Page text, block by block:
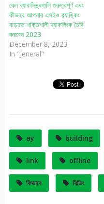
কেন ব্যাকলিঙ্কগুলি গুরুত্বপূর্ণ এবং
কীভাবে আপনার এসইও র‌্যাঙ্কিং
বাড়াতে শক্তিশালী ব্যাকলিংক তৈরি
করবেন 2023
December 8, 2023
In "Jeneral"
ay building
link offline
কিভাবে বিল্ডিং